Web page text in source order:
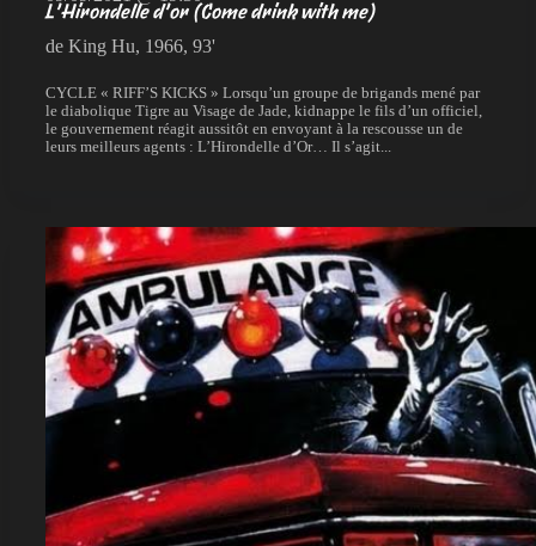
L’Hirondelle d’or (Come drink with me)
de King Hu, 1966, 93'
CYCLE « RIFF’S KICKS » Lorsqu’un groupe de brigands mené par
le diabolique Tigre au Visage de Jade, kidnappe le fils d’un officiel,
le gouvernement réagit aussitôt en envoyant à la rescousse un de
leurs meilleurs agents : L’Hirondelle d’Or… Il s’agit...